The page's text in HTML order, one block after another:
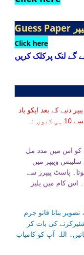
Guess Paper
Click here
گے لنک پرکلک کریں
دنیے کے بعد اپکو یاد
ہیں پلیز ہمارےساتھ شئیر کریں بے شک 5 سے 10 ہی کیوں نہ
کو اس میں مدد مل
سلیبس وپیپر میں
پاسٹ پیپرز سے
اس کام میں پلیز
بنانا قانو جرم
کی بات کر
اللہ آپ کو کامیاب